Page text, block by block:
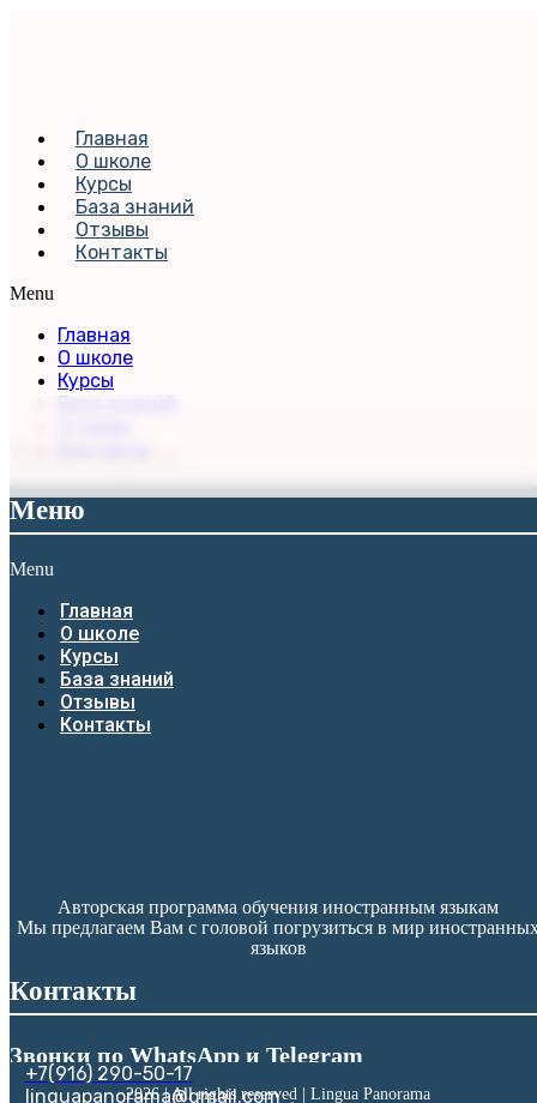
Главная
О школе
Курсы
База знаний
Отзывы
Контакты
Menu
Главная
О школе
Курсы
Меню
Menu
Главная
О школе
Курсы
База знаний
Отзывы
Контакты
Авторская программа обучения иностранным языкам
Мы предлагаем Вам с головой погрузиться в мир
языков
Контакты
Звонки по WhatsApp и Telegram
+7(916) 290-50-17
linguapanorama@gmail.com
2026 | All rights reserved | Lingua Panorama